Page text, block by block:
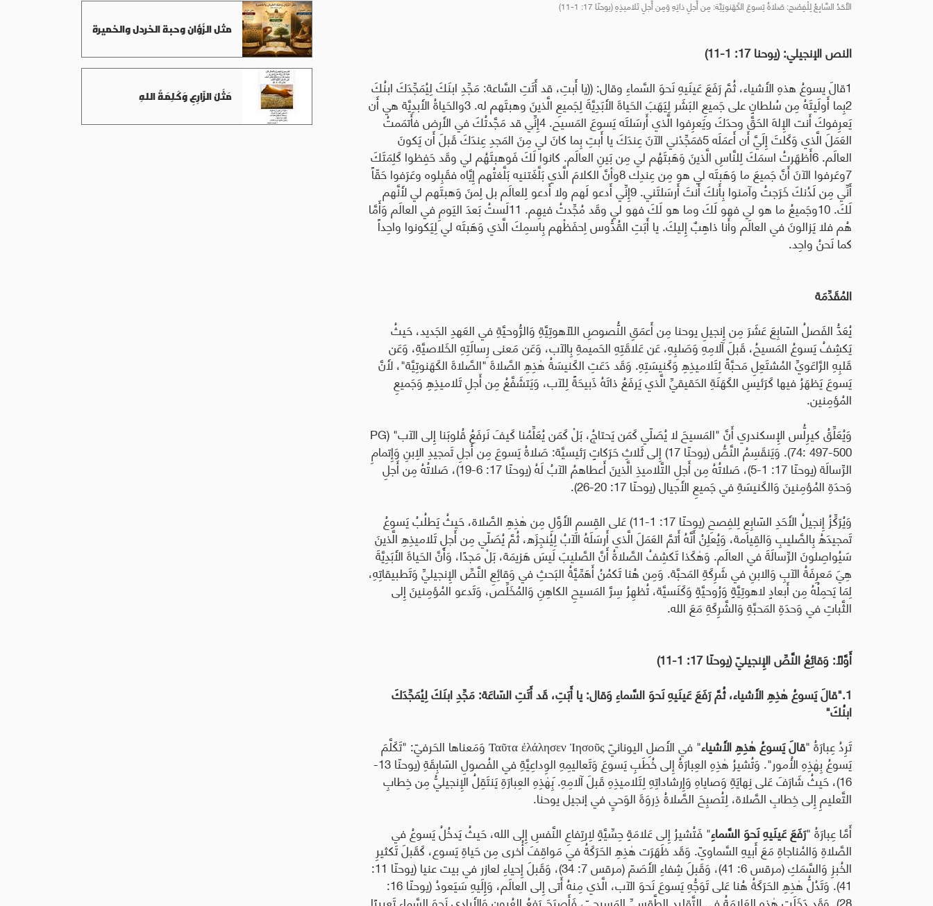
الأَحَدُ السَّابِعُ لِلْفِصْح: صَلاةُ يَسوعَ الكَهَنوتِيَّة: مِن أَجلِ ذاتِهِ وَمِن أَجلِ تَلاميذِهِ (يوحنّا 17: 1-11)
النص الإنجيلي: (يوحنا 17: 1-11)
1قالَ يسوعُ هذهِ الأَشياء، ثُمَّ رَفَعَ عَينَيهِ نَحوَ السَّماءِ وقال: ((يا أَبتِ، قد أَتَتِ السَّاعة: مَجِّدِ ابنَكَ لِيُمَجِّدَكَ ابنُكَ
2بِما أَولَيتَهُ مِن سُلطانٍ على جَميعِ البَشَر لِيَهَبَ الحَياةَ الأَبَدِيَّةَ لِجَميعِ الَّذينَ وهبتَهم له. 3والحَياةُ الأَبدِيَّة هي أَن
يَعرِفوكَ أَنت الإِلهَ الحَقَّ وحدَكَ ويَعرِفوا الَّذي أَرسَلتَه يَسوعَ المَسيح. 4إِنِّي قد مَجَّدتُكَ في الأَرض فأَتمَمتُ
العَمَلَ الَّذي وَكَلتَ إِلَيَّ أَن أَعمَلَه 5فمَجِّدْني الآنَ عِندَكَ يا أَبتِ بِما كانَ لي مِنَ المَجدِ عِندَكَ قَبلَ أَن يَكونَ
العالَم. 6أَظهَرتُ اسمَكَ لِلنَّاسِ الَّذينَ وَهَبتَهُم لي مِن بَينِ العالَم. كانوا لَكَ فَوهبتَهُم لي وقَد حَفِظوا كَلِمَتَكَ
7وعَرفوا الآنَ أَنَّ جَميعَ ما وَهَبتَه لي هو مِن عِندِك 8وأنَّ الكلامَ الَّذي بَلَّغَتنيه بَلَّغتُهم إِيَّاه فقَبِلوه وعَرَفوا حَقّاً
أَنِّي مِن لَدُنكَ خَرَجتُ وآمنوا بِأَنكَ أَنتَ أَرسَلتَني. 9إِنِّي أَدعو لَهم ولا أَدعو لِلعالَم بل لِمنَ وَهبتَهم لي لأَنَّهم
لَكَ. 10وجَميعُ ما هو لي فهو لَكَ وما هو لَكَ فهو لي وقَد مُجِّدتُ فيهِم. 11لَستُ بَعدَ اليَومِ في العالَم وَأَمَّا
هُم فلا يَزالونَ في العالَم وأَنا ذاهِبٌ إِليكَ. يا أَبَتِ القُدُّوس اِحفَظْهم بِاسمِكَ الَّذي وَهَبتَه لي لِيَكونوا واحِداً
كما نَحنُ واحِد.
المُقَدِّمَة
يُعَدُّ الفَصلُ السّابِعَ عَشَرَ مِن إِنجيلِ يوحنا مِن أَعمَقِ النُّصوصِ اللّاهوتِيَّةِ وَالرُّوحيَّةِ في العَهدِ الجَديد، حَيثُ
يَكشِفُ يَسوعُ المَسيحُ، قَبلَ آلامِهِ وَصَلبِهِ، عَن عَلاقَتِهِ الحَميمةِ بِالآب، وَعَن مَعنى رِسالَتِهِ الخَلاصيَّةِ، وَعَن
قَلبِهِ الرَّاعَويِّ المُشتَعِلِ مَحبَّةً لِتَلاميذِهِ وَكَنيسَتِهِ. وَقَد دَعَتِ الكَنيسَةُ هٰذِهِ الصَّلاةَ "الصَّلاةَ الكَهَنوتِيَّة"، لأَنَّ
يَسوعَ يَظهَرُ فيها كَرَئيسِ الكَهَنَةِ الحَقيقيِّ الَّذي يَرفَعُ ذاتَهُ ذَبيحَةً لِلآب، وَيَتشَفَّعُ مِن أَجلِ تَلاميذِهِ وَجَميعِ
المُؤمِنين.
وَيُعَلِّقُ كيرِلُّس الإِسكندريأَنَّ "المَسيحَ لا يُصَلّي كَمَن يَحتاجُ، بَلْ كَمَن يُعَلِّمُنا كَيفَ نَرفَعُ قُلوبَنا إِلى الآب" (PG
74: 497-500)
.وَيَنقَسِمُ النَّصُّ (يوحنّا 17) إِلى ثَلاثِ حَرَكاتٍ رَئيسيَّة : صَلاةُ يَسوعَ مِن أَجلِ تَمجيدِ الِابنِ وَإِتمامِ
الرِّسالَة (يوحنّا 17: 1-5)، صَلاتُهُ مِن أَجلِ التَّلاميذِ الَّذينَ أَعطاهمُ الآبُ لَهُ (يوحنّا 17: 6-19)، صَلاتُهُ مِن أَجلِ
وَحدَةِ المُؤمِنينَ وَالكَنيسَةِ في جَميعِ الأَجيال (يوحنّا 17: 20-26).
وَيُرَكِّزُ إِنجيلُ الأَحَدِ السّابِعِ لِلفِصحِ (يوحنّا 17: 1-11) عَلى القِسمِ الأَوَّلِ مِن هٰذِهِ الصَّلاة، حَيثُ يَطلُبُ يَسوعُ
تَمجيدَهُ بِالصَّليبِ وَالقِيامة، وَيُعلِنُ أَنَّهُ أَتمَّ العَمَلَ الَّذي أَرسَلَهُ الآبُ لِيُنجِزَه، ثُمَّ يُصَلّي مِن أَجلِ تَلاميذِهِ الَّذينَ
سَيُواصِلونَ الرِّسالَةَ في العالَم. وَهٰكَذا تَكشِفُ الصَّلاةُ أَنَّ الصَّليبَ لَيسَ هَزيمَة، بَلْ مَجدًا، وَأَنَّ الحَياةَ الأَبَدِيَّةَ
هِيَ مَعرِفَةُ الآبِ وَالابنِ في شَرِكَةِ المَحبَّة. وَمِن هُنا تَكمُنُ أَهَمِّيَّةُ البَحثِ في وَقائِعِ النَّصِّ الإِنجيليِّ وَتَطبيقاتِهِ،
لِمَا يَحمِلُهُ مِن أَبعادٍ لاهوتِيَّةٍ وَرُوحيَّةٍ وَكَنَسيَّة، تُظهِرُ سِرَّ المَسيحِ الكاهِنِ وَالمُخَلِّص، وَتَدعو المُؤمِنينَ إِلى
الثَّباتِ في وَحدَةِ المَحبَّةِ وَالشَّرِكَةِ مَعَ الله.
أَوَّلًا: وَقائِعُ النَّصِّ الإِنجيليّ (يوحنّا 17: 1-11)
1."قالَ يَسوعُ هٰذِهِ الأَشياء، ثُمَّ رَفَعَ عَينَيهِ نَحوَ السَّماءِ وَقال: يا أَبَتِ، قَد أَتَتِ السّاعَة: مَجِّدِ ابنَكَ لِيُمَجِّدَكَ
ابنُكَ"
تَرِدُ عِبارَةُ "قالَ يَسوعُ هٰذِهِ الأَشياء" في الأَصلِ اليونانيّ ΤαῦταἐλάλησενἸησοῦς وَمَعناها الحَرفيّ: "تَكَلَّمَ
يَسوعُ بِهٰذِهِ الأُمور". وَتُشيرُ هٰذِهِ العِبارَةُ إِلى خُطَبِ يَسوعَ وَتَعاليمِهِ الوِداعِيَّةِ في الفُصولِ السّابِقَةِ (يوحنّا 13-
16)، حَيثُ شَارَفَ عَلى نِهايَةِ وَصاياهِ وَإِرشاداتِهِ لِتَلاميذِهِ قَبلَ آلامِهِ. َبِهٰذِهِ العِبارَةِ يَنتَقِلُ الإِنجيليُّ مِن خِطابِ
التَّعليمِ إِلى خِطابِ الصَّلاة، لِتُصبِحَ الصَّلاةُ ذِروَةَ الوَحيِ في إنجيل يوحنا.
أَمَّا عِبارَةُ "رَفَعَ عَينَيهِ نَحوَ السَّماءِ" فَتُشيرُ إِلى عَلامَةٍ حِسِّيَّةٍ لِارتِفاعِ النَّفسِ إِلى الله، حَيثُ يَدخُلُ يَسوعُ في
الصَّلاةِ وَالمُناجاةِ مَعَ أَبيهِ السَّماويّ. وَقَد ظَهَرَت هٰذِهِ الحَرَكَةُ في مَواقِفَ أُخرى مِن حَياةِ يَسوع، كَقَبلَ تَكثيرِ
الخُبزِ وَالسَّمَكِ (مرقس 6: 41)، وَقَبلَ شِفاءِ الأَصَمّ (مرقس 7: 34)، وَقَبلَ إِحياءِ لعازر في بيت عنيا (يوحنّا 11:
41). وَتَدُلُّ هٰذِهِ الحَرَكَةُ هُنا عَلى تَوَجُّهِ يَسوعَ نَحوَ الآب، الَّذي مِنهُ أَتى إِلى العالَم، وَإِلَيهِ سَيَعودُ (يوحنّا 16:
مثل الزُؤان وحبة الخردل والخميرة
مَثَلُ الزّارِعِ وَكَلِمَةُ اللهِ